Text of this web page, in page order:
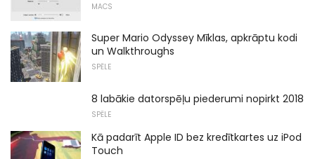
MACS
Super Mario Odyssey Mīklas, apkrāptu kodi
un Walkthroughs
SPĒLE
8 labākie datorspēļu piederumi nopirkt 2018
SPĒLE
Kā padarīt Apple ID bez kredītkartes uz iPod
Touch